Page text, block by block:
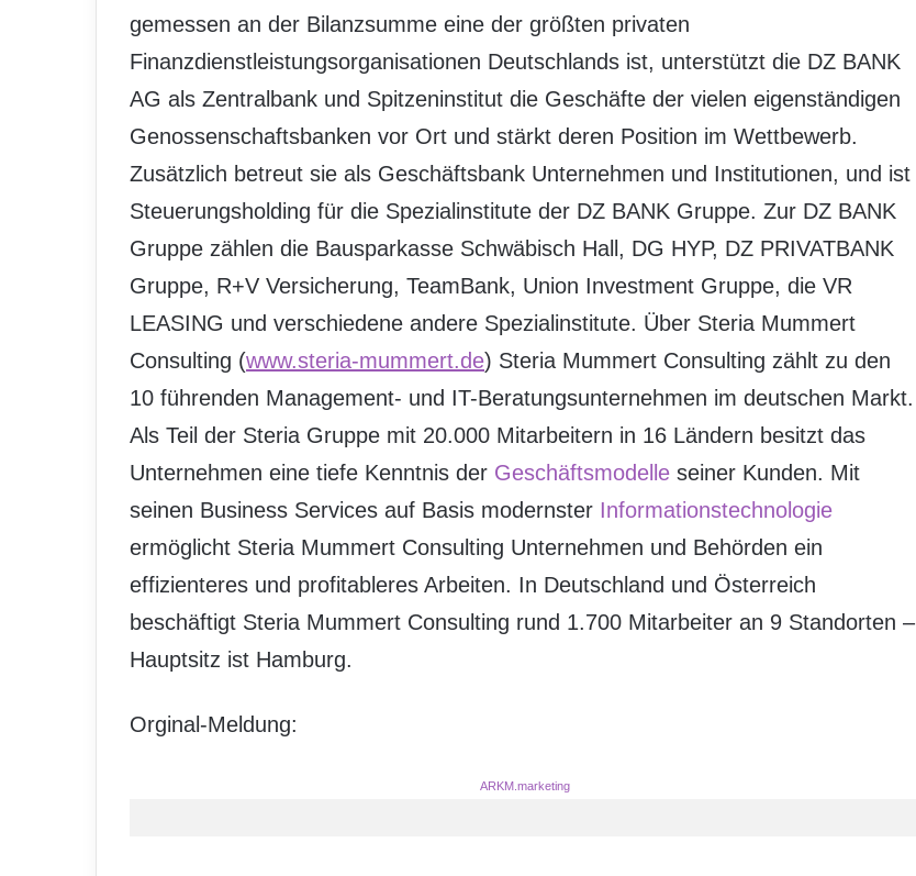
gemessen an der Bilanzsumme eine der größten privaten
Finanzdienstleistungsorganisationen Deutschlands ist, unterstützt die DZ BANK
AG als Zentralbank und Spitzeninstitut die Geschäfte der vielen eigenständigen
Genossenschaftsbanken vor Ort und stärkt deren Position im Wettbewerb.
Zusätzlich betreut sie als Geschäftsbank Unternehmen und Institutionen, und ist
Steuerungsholding für die Spezialinstitute der DZ BANK Gruppe. Zur DZ BANK
Gruppe zählen die Bausparkasse Schwäbisch Hall, DG HYP, DZ PRIVATBANK
Gruppe, R+V Versicherung, TeamBank, Union Investment Gruppe, die VR
LEASING und verschiedene andere Spezialinstitute. Über Steria Mummert
Consulting (www.steria-mummert.de) Steria Mummert Consulting zählt zu den
10 führenden Management- und IT-Beratungsunternehmen im deutschen Markt.
Als Teil der Steria Gruppe mit 20.000 Mitarbeitern in 16 Ländern besitzt das
Unternehmen eine tiefe Kenntnis der Geschäftsmodelle seiner Kunden. Mit
seinen Business Services auf Basis modernster Informationstechnologie
ermöglicht Steria Mummert Consulting Unternehmen und Behörden ein
effizienteres und profitableres Arbeiten. In Deutschland und Österreich
beschäftigt Steria Mummert Consulting rund 1.700 Mitarbeiter an 9 Standorten –
Hauptsitz ist Hamburg.
Orginal-Meldung:
ARKM.marketing